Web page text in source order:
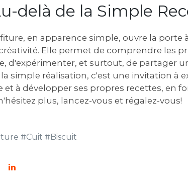
delà de la Simple
en apparence simple, ouvre la porte
Elle permet de comprendre les
d'expérimenter, et surtout, de partager
simple réalisation, c'est une invitation à
à développer ses propres recettes, en
plus, lancez-vous et régalez-vous!
#Cuit #Biscuit